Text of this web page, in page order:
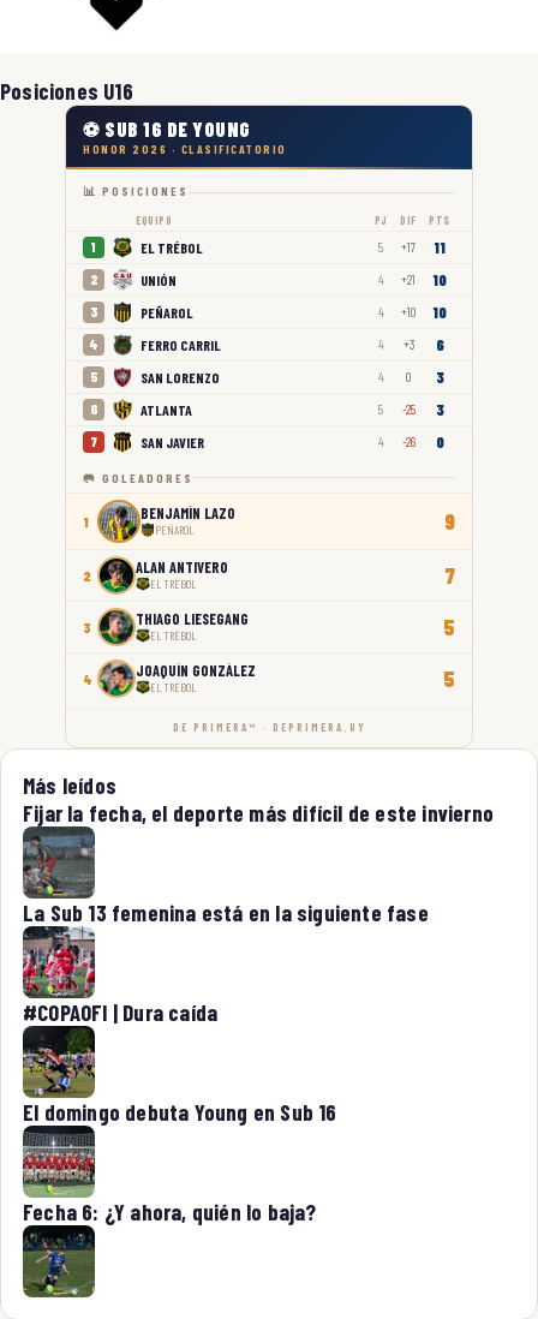
Posiciones U16
⚽ SUB 16 DE YOUNG
HONOR 2026 · CLASIFICATORIO
📊 POSICIONES
EQUIPO PJ DIF PTS
1 EL TRÉBOL 5 +17 11
2 UNIÓN 4 +21 10
3 PEÑAROL 4 +10 10
4 FERRO CARRIL 4 +3 6
5 SAN LORENZO 4 0 3
6 ATLANTA 5 -25 3
7 SAN JAVIER 4 -26 0
🥅 GOLEADORES
1 BENJAMÍN LAZO
PEÑAROL 9
2 ALAN ANTIVERO
EL TRÉBOL 7
3 THIAGO LIESEGANG
EL TRÉBOL 5
4 JOAQUÍN GONZÁLEZ
EL TRÉBOL 5
DE PRIMERA™ · DEPRIMERA.UY
Más leídos
Fijar la fecha, el deporte más difícil de este invierno
La Sub 13 femenina está en la siguiente fase
#COPAOFI | Dura caída
El domingo debuta Young en Sub 16
Fecha 6: ¿Y ahora, quién lo baja?